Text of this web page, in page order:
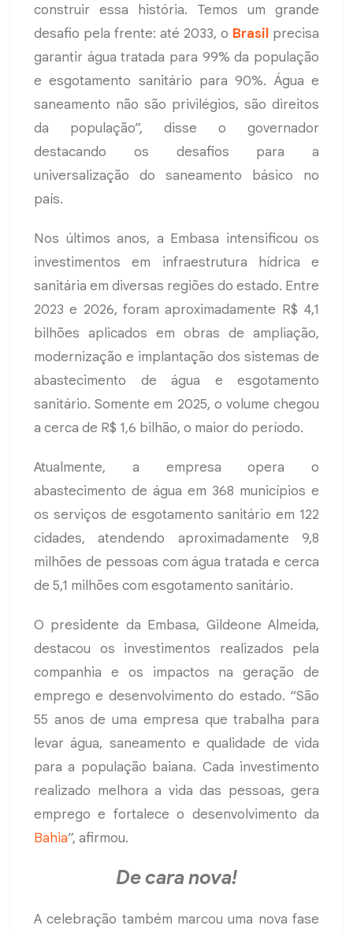
construir essa história. Temos um grande
desafio pela frente: até 2033, o Brasil precisa
garantir água tratada para 99% da população
e esgotamento sanitário para 90%. Água e
saneamento não são privilégios, são direitos
da população”, disse o governador
destacando os desafios para a
universalização do saneamento básico no
país.
Nos últimos anos, a Embasa intensificou os
investimentos em infraestrutura hídrica e
sanitária em diversas regiões do estado. Entre
2023 e 2026, foram aproximadamente R$ 4,1
bilhões aplicados em obras de ampliação,
modernização e implantação dos sistemas de
abastecimento de água e esgotamento
sanitário. Somente em 2025, o volume chegou
a cerca de R$ 1,6 bilhão, o maior do período.
Atualmente, a empresa opera o
abastecimento de água em 368 municípios e
os serviços de esgotamento sanitário em 122
cidades, atendendo aproximadamente 9,8
milhões de pessoas com água tratada e cerca
de 5,1 milhões com esgotamento sanitário.
O presidente da Embasa, Gildeone Almeida,
destacou os investimentos realizados pela
companhia e os impactos na geração de
emprego e desenvolvimento do estado. “São
55 anos de uma empresa que trabalha para
levar água, saneamento e qualidade de vida
para a população baiana. Cada investimento
realizado melhora a vida das pessoas, gera
emprego e fortalece o desenvolvimento da
Bahia”, afirmou.
De cara nova!
A celebração também marcou uma nova fase